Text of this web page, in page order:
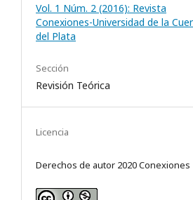
Vol. 1 Núm. 2 (2016): Revista
Conexiones-Universidad de la
del Plata
Sección
Revisión Teórica
Licencia
Derechos de autor 2020 Conexiones